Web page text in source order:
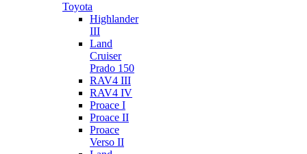
Toyota
Highlander
III
Land
Cruiser
Prado 150
RAV4 III
RAV4 IV
Proace I
Proace II
Proace
Verso II